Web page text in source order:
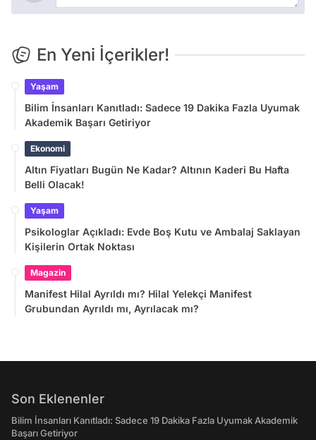
En Yeni İçerikler!
Yaşam
Bilim İnsanları Kanıtladı: Sadece 19 Dakika Fazla Uyumak
Akademik Başarı Getiriyor
Ekonomi
Altın Fiyatları Bugün Ne Kadar? Altının Kaderi Bu Hafta
Belli Olacak!
Yaşam
Psikologlar Açıkladı: Evde Boş Kutu ve Ambalaj Saklayan
Kişilerin Ortak Noktası
Magazin
Manifest Hilal Ayrıldı mı? Hilal Yelekçi Manifest
Grubundan Ayrıldı mı, Ayrılacak mı?
Son Eklenenler
Bilim İnsanları Kanıtladı: Sadece 19 Dakika Fazla Uyumak Akademik
Başarı Getiriyor